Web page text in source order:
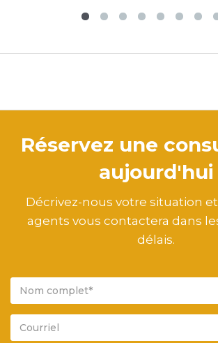
Réservez une
aujourd'hui
Décrivez-nous votre situation
agents vous contactera dans
délais.